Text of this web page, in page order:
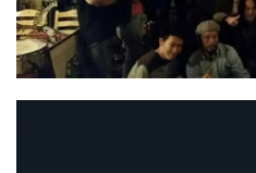
YOKOHAMA
Grassroots
–
3
分・
鶴